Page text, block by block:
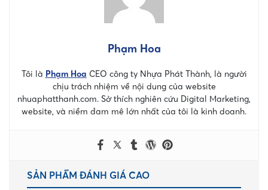
Phạm Hoa
Tôi là Phạm Hoa CEO công ty Nhựa Phát Thành, là người
chịu trách nhiệm về nội dung của website
nhuaphatthanh.com. Sở thích nghiên cứu Digital Marketing,
website, và niềm đam mê lớn nhất của tôi là kinh doanh.
SẢN PHẨM ĐÁNH GIÁ CAO